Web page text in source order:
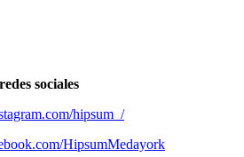
sociales
hipsum_/
HipsumMedayork